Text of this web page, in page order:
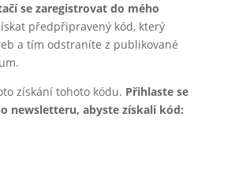
se zaregistrovat do mého
předpřipravený kód, který
a tím odstraníte z publikované
získání tohoto kódu. Přihlaste se
newsletteru, abyste získali kód: